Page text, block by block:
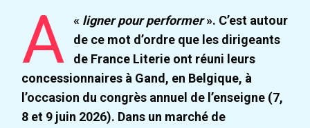
«
A ligner pour performer». C’est autour
de ce mot d’ordre que les dirigeants
de France Literie ont réuni leurs
concessionnaires à Gand, en Belgique, à
l’occasion du congrès annuel de l’enseigne (7,
8 et 9 juin 2026). Dans un marché de